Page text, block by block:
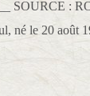
SOURCE :
né le 20 août